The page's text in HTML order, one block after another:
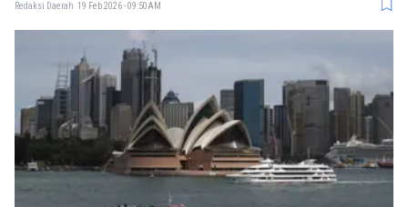
Redaksi Daerah 19 Feb 2026 - 09:50AM